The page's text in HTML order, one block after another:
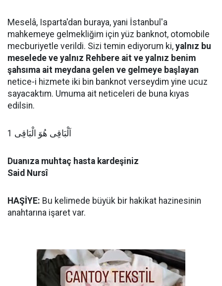
Meselâ, Isparta'dan buraya, yani İstanbul'a
mahkemeye gelmekliğim için yüz banknot, otomobile
mecburiyetle verildi. Sizi temin ediyorum ki, yalnız bu
meselede ve yalnız Rehbere ait ve yalnız benim
şahsıma ait meydana gelen ve gelmeye başlayan
netice-i hizmete iki bin banknot verseydim yine ucuz
sayacaktım. Umuma ait neticeleri de buna kıyas
edilsin.
اَلْبَاقِى هُوَ الْبَاقِى 1
Duanıza muhtaç hasta kardeşiniz
Said Nursî
HAŞİYE: Bu kelimede büyük bir hakikat hazinesinin
anahtarına işaret var.